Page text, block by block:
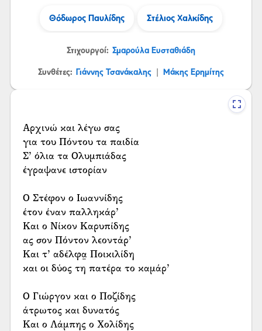
Θόδωρος Παυλίδης Στέλιος Χαλκίδης
Στιχουργοί: Σμαρούλα Ευσταθιάδη
Συνθέτες: Γιάννης Τσανάκαλης Μάκης Ερημίτης
Αρχινώ και λέγω σας
για του Πόντου τα παιδία
Σ’ όλια τα Ολυμπιάδας
έγραψανε ιστορίαν
Ο Στέφον ο Ιωαννίδης
έτον έναν παλληκάρ’
Και ο Νίκον Καρυπίδης
ας σον Πόντον λεοντάρ’
Και τ’ αδέλφα̤ Ποικιλίδη
και οι δύος τη πατέρα το καμάρ’
Ο Γιώργον και ο Ποζίδης
άτρωτος και δυνατός
Και ο Λάμπης ο Χολίδης